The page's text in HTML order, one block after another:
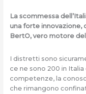
La scommessa
una forte innovazione,
BertO, vero motore
I distretti sono
ce ne sono 200 in
competenze, la
che rimangono